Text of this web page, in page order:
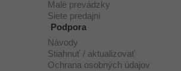
Malé prevádzky
Siete predajní
Podpora
Návody
Stiahnuť / aktualizovať
Ochrana osobných údajov